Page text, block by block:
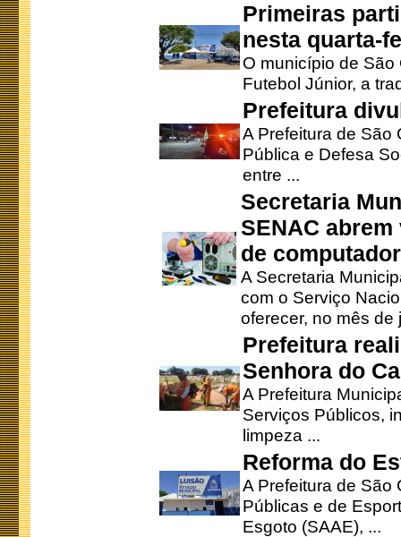
Primeiras
nesta quarta-
O município de
Futebol Júnior, a
Prefeitura
A Prefeitura de São
Pública e Defesa
entre ...
Secretaria
SENAC
de
A Secretaria
com o Serviço
oferecer, no mês de
Prefeitura
Senhora do
A Prefeitura
Serviços Públicos,
limpeza ...
Reforma do
A Prefeitura de São
Públicas e de
Esgoto (SAAE), ...